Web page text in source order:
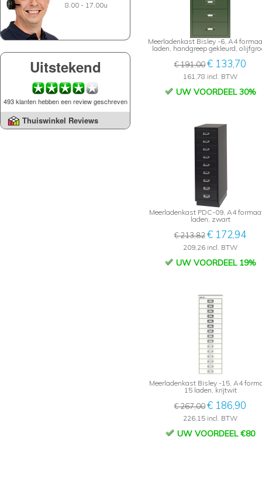
8.00 - 17.00u
Uitstekend
493 klanten hebben een review geschreven
Thuiswinkel Reviews
Meerladenkast Bisley -6, A4
laden, handgreep gekleurd,
€ 191,00€ 133,70
161,78 incl. BTW
UW VOORDEEL 30%
Meerladenkast PDC-09, A4
laden, zwart
€ 213,82€ 172,94
209,26 incl. BTW
UW VOORDEEL 19%
Meerladenkast Bisley -15, A4
15 laden, krijtwit
€ 267,00€ 186,90
226,15 incl. BTW
UW VOORDEEL €80